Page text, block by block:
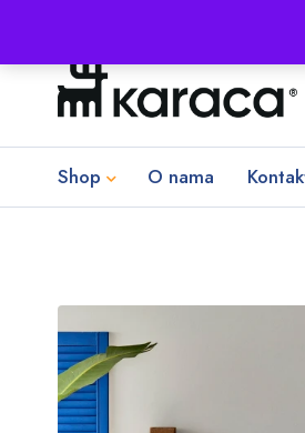
Shop O nama